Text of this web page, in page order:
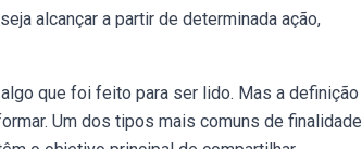
alcançar a partir de determinada ação,
que foi feito para ser lido. Mas a definição
Um dos tipos mais comuns de finalidade